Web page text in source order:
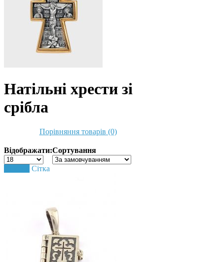
Натільні хрести зі
срібла
Порівняння товарів (0)
Відображати:Сортування
Сітка